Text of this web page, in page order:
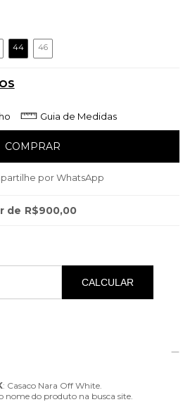
44 46
Guia de Medidas
por WhatsApp
de R$900,00
ALTERAR CEP
CALCULAR
: Casaco Nara Off White.
nome do produto na busca site.